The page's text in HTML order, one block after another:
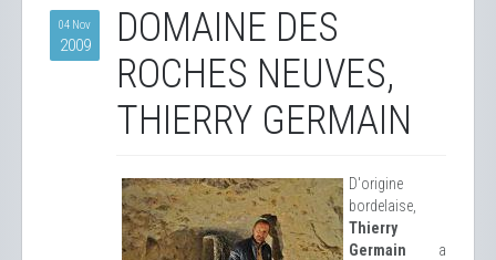
04 Nov
2009
DOMAINE DES
ROCHES NEUVES,
THIERRY GERMAIN
D'origine
bordelaise,
Thierry
Germain a